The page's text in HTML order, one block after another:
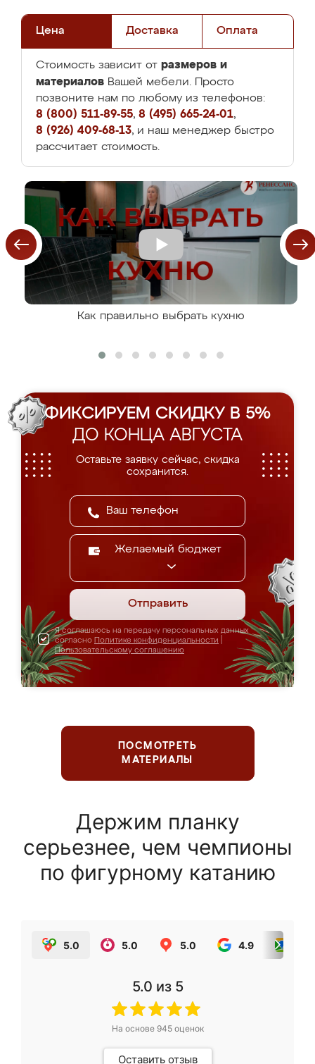
Цена Доставка Оплата
Стоимость зависит от размеров и
материалов Вашей мебели. Просто
позвоните нам по любому из телефонов:
8 (800) 511-89-55, 8 (495) 665-24-01,
8 (926) 409-68-13, и наш менеджер быстро
рассчитает стоимость.
Как правильно выбрать кухню
ФИКСИРУЕМ СКИДКУ В 5%
ДО КОНЦА АВГУСТА
Оставьте заявку сейчас, скидка
сохранится.
Желаемый бюджет
Отправить
Я соглашаюсь на передачу персональных данных
согласно Политике конфиденциальности
Пользовательскому соглашению
ПОСМОТРЕТЬ
МАТЕРИАЛЫ
Держим планку
серьезнее, чем чемпионы
по фигурному катанию
5.0 5.0 5.0 4.9
5.0 из 5
На основе 945оценок
Оставить отзыв